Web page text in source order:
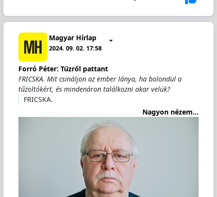
Magyar Hírlap
2024. 09. 02. 17:58
Forró Péter: Tűzről pattant
FRICSKA. Mit csináljon az ember lánya, ha bolondul a
tűzoltókért, és mindenáron találkozni akar velük?
FRICSKA.
Nagyon nézem...